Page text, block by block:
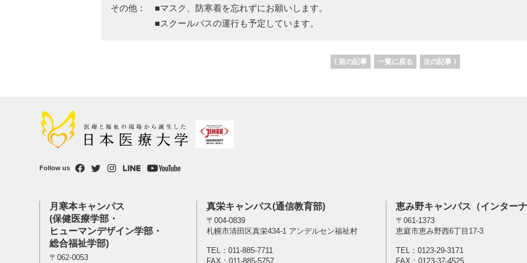
その他： ■マスク、防寒着を忘れずにお願いします。
■スクールバスの運行も予定しています。
⟨ 前の記事 一覧に戻る 次の記事 ⟩
Follow us
月寒本キャンパス
(保健医療学部・
ヒューマンデザイン学部・
総合福祉学部)
〒062-0053
真栄キャンパス(通信教育部)
〒004-0839
札幌市清田区真栄434-1 アンデルセン福祉村
TEL：011-885-7711
FAX：011-885-5757
恵み野キャンパス（インター
〒061-1373
恵庭市恵み野西6丁目17-3
TEL：0123-29-3171
FAX：0123-37-4525